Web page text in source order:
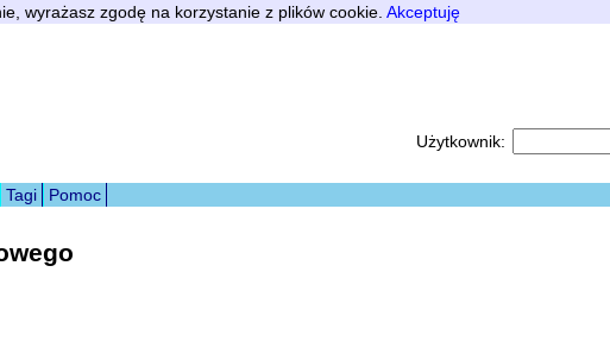
wyrażasz zgodę na korzystanie z plików cookie. Akceptuję
Użytkownik:
Tagi
Pomoc